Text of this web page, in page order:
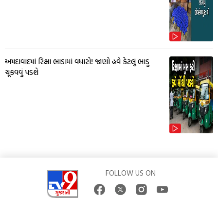
અમદાવાદમાં રિક્ષા ભાડામાં વધારો! જાણો હવે કેટલું ભાડુ
ચૂકવવું પડશે
FOLLOW US ON